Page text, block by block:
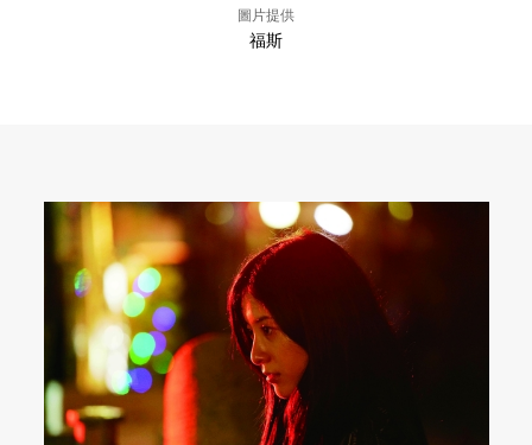
圖片提供
福斯